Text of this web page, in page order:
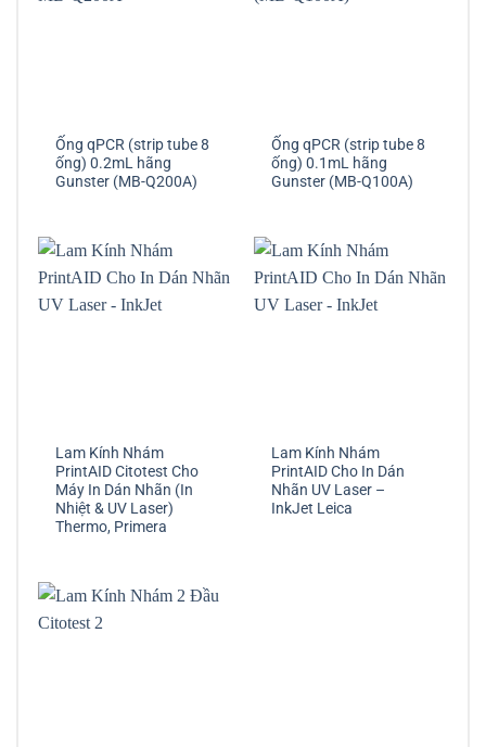
Ống qPCR (strip tube 8
ống) 0.2mL hãng
Gunster (MB-Q200A)
Ống qPCR (strip tube 8
ống) 0.1mL hãng
Gunster (MB-Q100A)
Lam Kính Nhám
PrintAID Citotest Cho
Máy In Dán Nhãn (In
Nhiệt & UV Laser)
Thermo, Primera
Lam Kính Nhám
PrintAID Cho In Dán
Nhãn UV Laser –
InkJet Leica